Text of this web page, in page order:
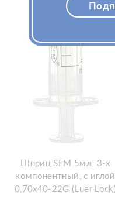
Шприц SFM 5мл. 3-х
компонентный, с иглой
0,70x40-22G (Luer